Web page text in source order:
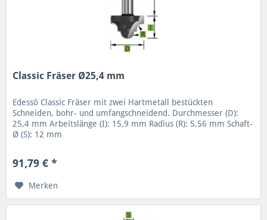
Classic Fräser Ø25,4 mm
Edessö Classic Fräser mit zwei Hartmetall bestückten
Schneiden, bohr- und umfangschneidend. Durchmesser (D):
25,4 mm Arbeitslänge (I): 15,9 mm Radius (R): 5,56 mm Schaft-
Ø (S): 12 mm
91,79 € *
Merken